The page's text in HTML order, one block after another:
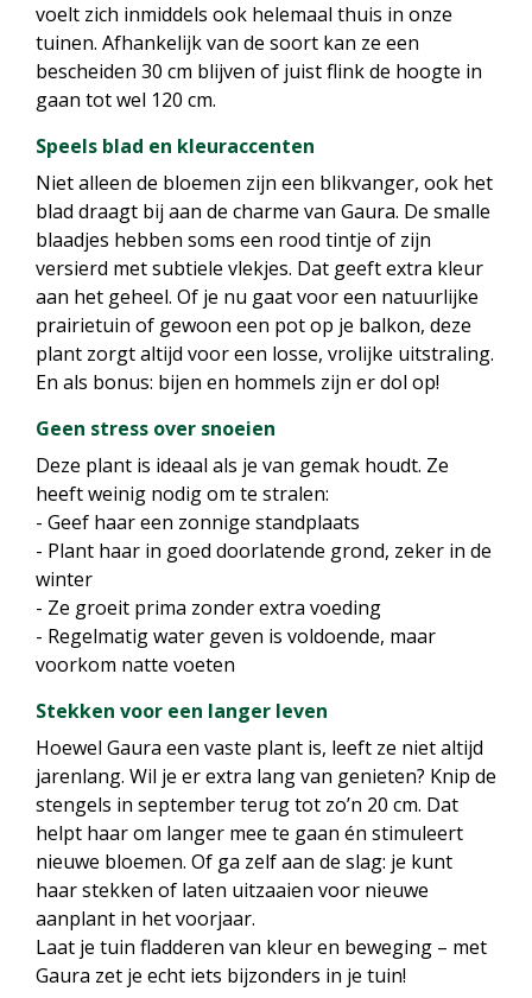
voelt zich inmiddels ook helemaal thuis in onze
tuinen. Afhankelijk van de soort kan ze een
bescheiden 30 cm blijven of juist flink de hoogte in
gaan tot wel 120 cm.
Speels blad en kleuraccenten
Niet alleen de bloemen zijn een blikvanger, ook het
blad draagt bij aan de charme van Gaura. De smalle
blaadjes hebben soms een rood tintje of zijn
versierd met subtiele vlekjes. Dat geeft extra kleur
aan het geheel. Of je nu gaat voor een natuurlijke
prairietuin of gewoon een pot op je balkon, deze
plant zorgt altijd voor een losse, vrolijke uitstraling.
En als bonus: bijen en hommels zijn er dol op!
Geen stress over snoeien
Deze plant is ideaal als je van gemak houdt. Ze
heeft weinig nodig om te stralen:
- Geef haar een zonnige standplaats
- Plant haar in goed doorlatende grond, zeker in de
winter
- Ze groeit prima zonder extra voeding
- Regelmatig water geven is voldoende, maar
voorkom natte voeten
Stekken voor een langer leven
Hoewel Gaura een vaste plant is, leeft ze niet altijd
jarenlang. Wil je er extra lang van genieten? Knip de
stengels in september terug tot zo’n 20 cm. Dat
helpt haar om langer mee te gaan én stimuleert
nieuwe bloemen. Of ga zelf aan de slag: je kunt
haar stekken of laten uitzaaien voor nieuwe
aanplant in het voorjaar.
Laat je tuin fladderen van kleur en beweging – met
Gaura zet je echt iets bijzonders in je tuin!